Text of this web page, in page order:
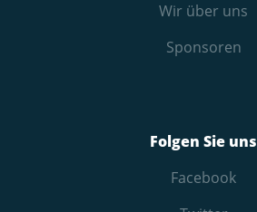
Wir über uns
Sponsoren
Folgen Sie uns
Facebook